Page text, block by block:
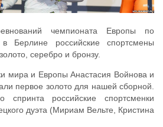
чемпионата Европы по
Берлине российские спортсмены
серебро и бронзу.
мира и Европы Анастасия Войнова и
первое золото для нашей сборной.
российские спортсменки
дуэта (Мириам Вельте, Кристина